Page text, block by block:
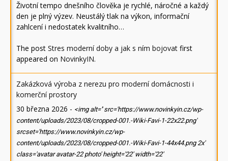
Životní tempo dnešního člověka je rychlé, náročné a každý
den je plný výzev. Neustálý tlak na výkon, informační
zahlcení i nedostatek kvalitního…
The post Stres moderní doby a jak s ním bojovat first
appeared on NovinkyIN.
Zakázková výroba z nerezu pro moderní domácnosti i
komerční prostory
30 března 2026 - <img alt='' src='https://www.novinkyin.cz/wp-
content/uploads/2023/08/cropped-001.-Wiki-Favi-1-22x22.png'
srcset='https://www.novinkyin.cz/wp-
content/uploads/2023/08/cropped-001.-Wiki-Favi-1-44x44.png 2x'
class='avatar avatar-22 photo' height='22' width='22'